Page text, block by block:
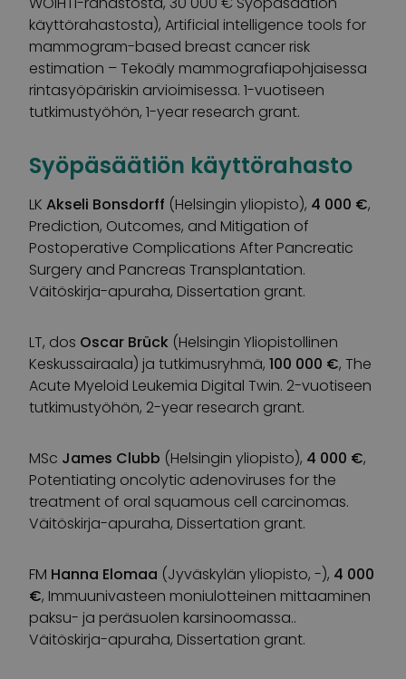
käyttörahastosta), Artificial intelligence tools for
mammogram-based breast cancer risk
estimation – Tekoäly mammografiapohjaisessa
rintasyöpäriskin arvioimisessa. 1-vuotiseen
tutkimustyöhön, 1-year research grant.
Syöpäsäätiön käyttörahasto
LK Akseli Bonsdorff (Helsingin yliopisto), 4 000 €,
Prediction, Outcomes, and Mitigation of
Postoperative Complications After Pancreatic
Surgery and Pancreas Transplantation.
Väitöskirja-apuraha, Dissertation grant.
LT, dos Oscar Brück (Helsingin Yliopistollinen
Keskussairaala) ja tutkimusryhmä, 100 000 €, The
Acute Myeloid Leukemia Digital Twin. 2-vuotiseen
tutkimustyöhön, 2-year research grant.
MSc James Clubb (Helsingin yliopisto), 4 000 €,
Potentiating oncolytic adenoviruses for the
treatment of oral squamous cell carcinomas.
Väitöskirja-apuraha, Dissertation grant.
FM Hanna Elomaa (Jyväskylän yliopisto, -), 4 000
€, Immuunivasteen moniulotteinen mittaaminen
paksu- ja peräsuolen karsinoomassa..
Väitöskirja-apuraha, Dissertation grant.